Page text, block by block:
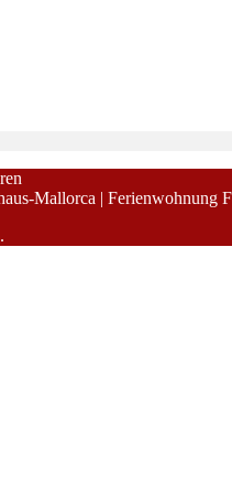
Mallorca | Ferienwohnung
.